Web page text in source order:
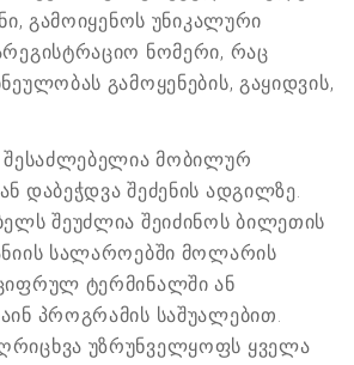
გამოიყენოს უნიკალური
ნომერი, რაც
გამოყენების, გაყიდვის,
შესაძლებელია მობილურ
დაბეჭდვა შეძენის ადგილზე.
შეუძლია შეიძინოს ბილეთის
სალაროებში მოლარის
ტერმინალში ან
პროგრამის საშუალებით.
უზრუნველყოფს ყველა